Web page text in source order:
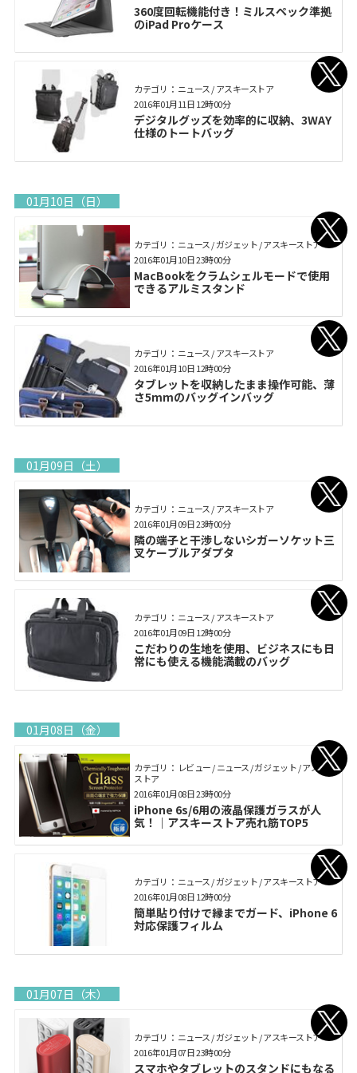
360度回転機能付き！ミルスペック準拠
のiPad Proケース
カテゴリ： ニュース / アスキーストア
デジタルグッズを効率的に収納、3WAY
仕様のトートバッグ
2016年01月11日 12時00分
01月10日（日）
カテゴリ： ニュース / ガジェット / アスキーストア
MacBookをクラムシェルモードで使用
できるアルミスタンド
2016年01月10日 23時00分
カテゴリ： ニュース / アスキーストア
タブレットを収納したまま操作可能、薄
さ5mmのバッグインバッグ
2016年01月10日 12時00分
01月09日（土）
カテゴリ： ニュース / アスキーストア
隣の端子と干渉しないシガーソケット三
叉ケーブルアダプタ
2016年01月09日 23時00分
カテゴリ： ニュース / アスキーストア
こだわりの生地を使用、ビジネスにも日
常にも使える機能満載のバッグ
2016年01月09日 12時00分
01月08日（金）
カテゴリ： レビュー / ニュース / ガジェット / アスキー
ストア
iPhone 6s/6用の液晶保護ガラスが人
気！｜アスキーストア売れ筋TOP5
2016年01月08日 23時00分
カテゴリ： ニュース / ガジェット / アスキーストア
簡単貼り付けで縁までガード、iPhone 6
対応保護フィルム
2016年01月08日 12時00分
01月07日（木）
カテゴリ： ニュース / ガジェット / アスキーストア
スマホやタブレットのスタンドにもなる
2016年01月07日 23時00分